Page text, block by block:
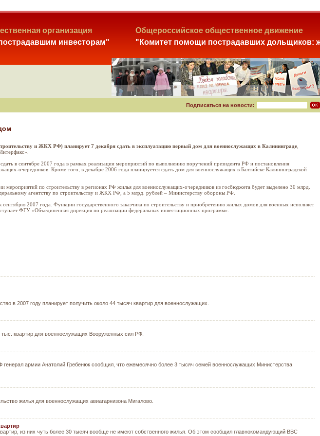
организация
инвесторам"
Общероссийское общественное движение
"Комитет помощи пострадавших дольщиков:
Подписаться на новости:
и ЖКХ РФ) планирует 7 декабря сдать в эксплуатацию первый дом для военнослужащих в Калининграде
в сентябре 2007 года в рамках реализации мероприятий по выполнению поручений президента РФ и постановления
очередников. Кроме того, в декабре 2006 года планируется сдать дом для военнослужащих в Балтийске Калининградской
мероприятий по строительству в регионах РФ жилья для военнослужащих-очередников из госбюджета будет выделено 30 млрд.
агентству по строительству и ЖКХ РФ, а 5 млрд. рублей – Министерству обороны РФ.
сентябрю 2007 года. Функции государственного заказчика по строительству и приобретению жилых домов для военных исполняет
ФГУ «Объединенная дирекция по реализации федеральных инвестиционных программ».
в 2007 году планирует получить около 44 тысяч квартир для военнослужащих.
квартир для военнослужащих Вооруженных сил РФ.
армии Анатолий Гребенюк сообщил, что ежемесячно более 3 тысяч семей военнослужащих Министерства
жилья для военнослужащих авиагарнизона Мигалово.
из них чуть более 30 тысяч вообще не имеют собственного жилья. Об этом сообщил главнокомандующий ВВС